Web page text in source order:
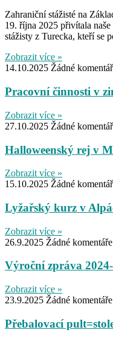
Zahraniční stážisté na
19. října 2025 přivítala
stážisty z Turecka, kteří se
Zobrazit více »
14.10.2025 Žádné
Pracovní činnosti v
Zobrazit více »
27.10.2025 Žádné
Halloweenský rej v
Zobrazit více »
15.10.2025 Žádné
Lyžařský kurz v
Zobrazit více »
26.9.2025 Žádné komentáře
Výroční zpráva
Zobrazit více »
23.9.2025 Žádné komentáře
Přebalovací